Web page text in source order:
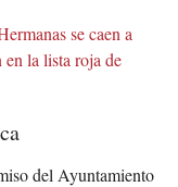
se caen a
en la lista roja de
del Ayuntamiento